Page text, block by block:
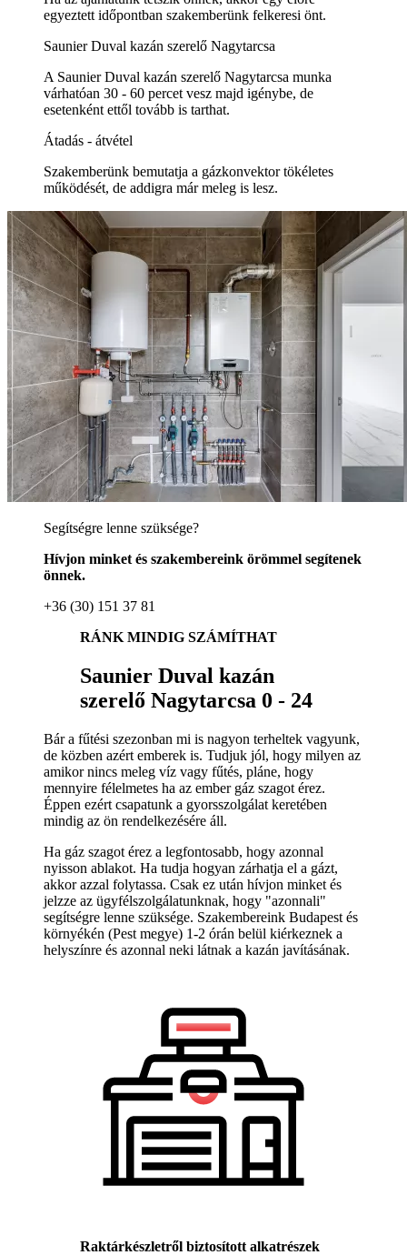
egyeztett időpontban szakemberünk felkeresi önt.
Saunier Duval kazán szerelő Nagytarcsa
A Saunier Duval kazán szerelő Nagytarcsa munka
várhatóan 30 - 60 percet vesz majd igénybe, de
esetenként ettől tovább is tarthat.
Átadás - átvétel
Szakemberünk bemutatja a gázkonvektor tökéletes
működését, de addigra már meleg is lesz.
Segítségre lenne szüksége?
Hívjon minket és szakembereink örömmel segítenek
önnek.
+36 (30) 151 37 81
RÁNK MINDIG SZÁMÍTHAT
Saunier Duval kazán
szerelő Nagytarcsa 0 - 24
Bár a fűtési szezonban mi is nagyon terheltek vagyunk,
de közben azért emberek is. Tudjuk jól, hogy milyen az
amikor nincs meleg víz vagy fűtés, pláne, hogy
mennyire félelmetes ha az ember gáz szagot érez.
Éppen ezért csapatunk a gyorsszolgálat keretében
mindig az ön rendelkezésére áll.
Ha gáz szagot érez a legfontosabb, hogy azonnal
nyisson ablakot. Ha tudja hogyan zárhatja el a gázt,
akkor azzal folytassa. Csak ez után hívjon minket és
jelzze az ügyfélszolgálatunknak, hogy "azonnali"
segítségre lenne szüksége. Szakembereink Budapest és
környékén (Pest megye) 1-2 órán belül kiérkeznek a
helyszínre és azonnal neki látnak a kazán javításának.
Raktárkészletről biztosított alkatrészek